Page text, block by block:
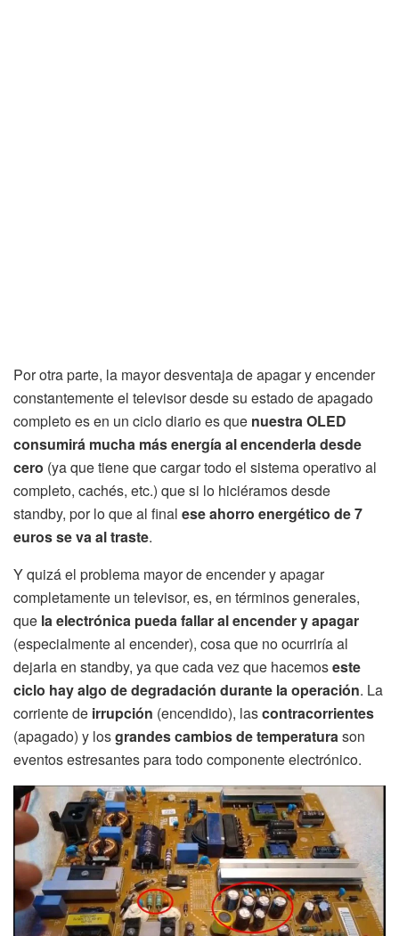
Por otra parte, la mayor desventaja de apagar y encender
constantemente el televisor desde su estado de apagado
completo es en un ciclo diario es que nuestra OLED
consumirá mucha más energía al encenderla desde
cero (ya que tiene que cargar todo el sistema operativo al
completo, cachés, etc.) que si lo hiciéramos desde
standby, por lo que al final ese ahorro energético de 7
euros se va al traste.
Y quizá el problema mayor de encender y apagar
completamente un televisor, es, en términos generales,
que la electrónica pueda fallar al encender y apagar
(especialmente al encender), cosa que no ocurriría al
dejarla en standby, ya que cada vez que hacemoseste
ciclo hay algo de degradación durante la operación. La
corriente de irrupción (encendido), lascontracorrientes
(apagado) y losgrandes cambios de temperaturason
eventos estresantes para todo componente electrónico.